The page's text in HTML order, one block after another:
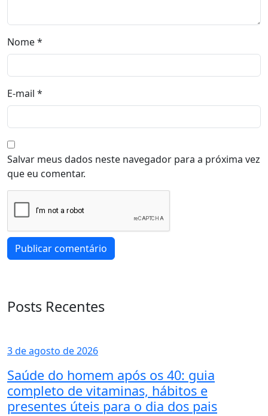
Nome*
E-mail *
Salvar meus dados neste navegador para a próxima vez
que eu comentar.
Posts Recentes
3 de agosto de 2026
Saúde do homem após os 40: guia
completo de vitaminas, hábitos e
presentes úteis para o dia dos pais